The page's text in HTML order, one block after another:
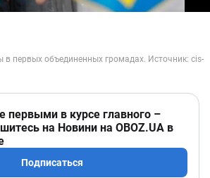
первыми в курсе главного –
на Новини на OBOZ.UA в
Подписаться